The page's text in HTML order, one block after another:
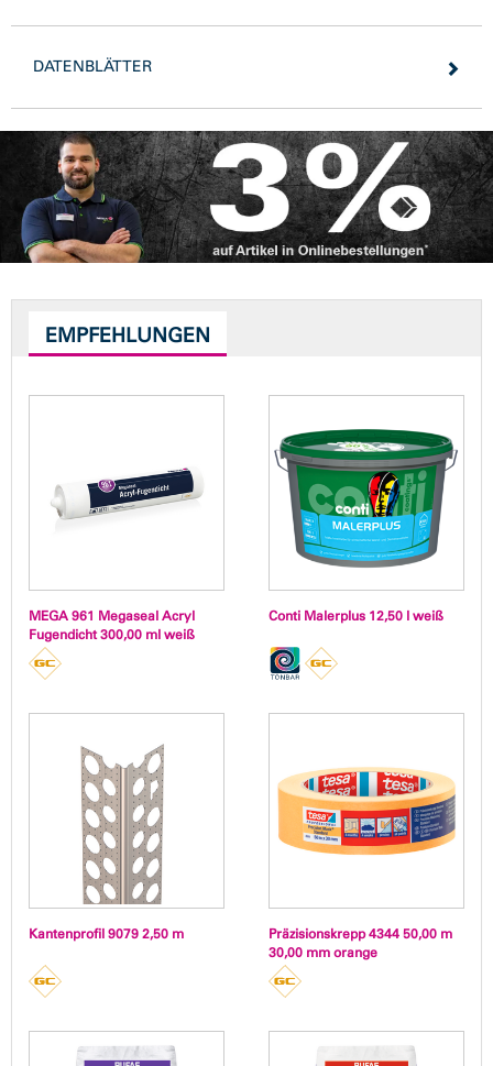
DATENBLÄTTER
EMPFEHLUNGEN
MEGA 961 Megaseal Acryl
Fugendicht 300,00 ml weiß
Conti Malerplus 12,50 l weiß
Kantenprofil 9079 2,50 m
Präzisionskrepp 4344 50,00 m
30,00 mm orange